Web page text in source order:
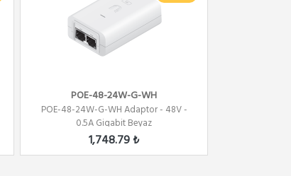
POE-48-24W-G-WH
POE-48-24W-G-WH Adaptor - 48V -
0.5A Gigabit Beyaz
1,748.79 ₺